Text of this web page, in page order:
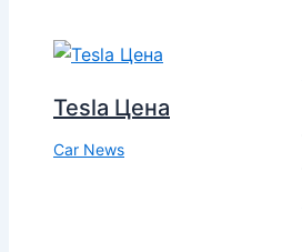
Tesla Цена
Car News